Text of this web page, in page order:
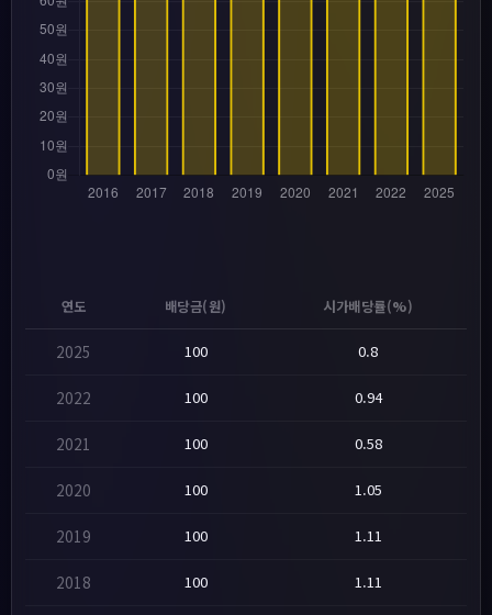
연도 배당금(원) 시가배당률(%)
2025 100 0.8
2022 100 0.94
2021 100 0.58
2020 100 1.05
2019 100 1.11
2018 100 1.11